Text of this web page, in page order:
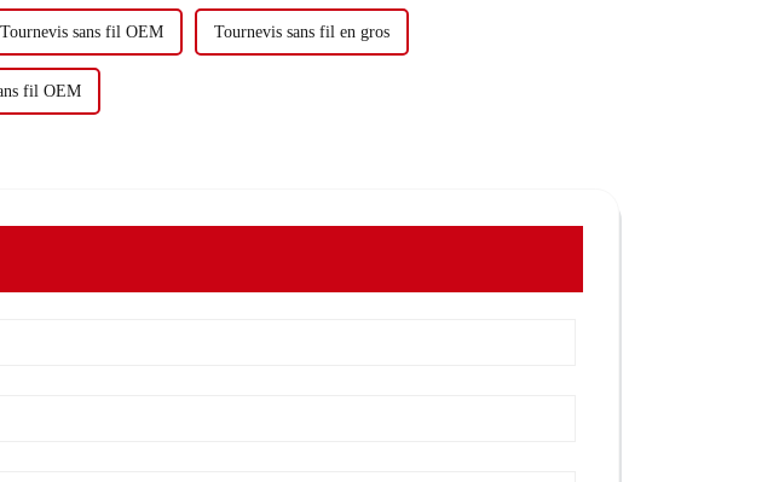
Tournevis sans fil OEM Tournevis sans fil en gros
fil OEM